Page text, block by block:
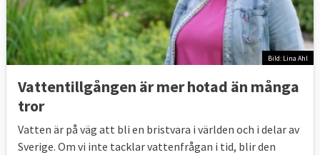
Bild: Lina Ahl
Vattentillgången är mer hotad än många
tror
Vatten är på väg att bli en bristvara i världen och i delar av
Sverige. Om vi inte tacklar vattenfrågan i tid, blir den